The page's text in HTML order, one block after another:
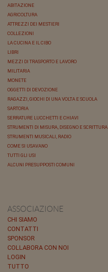
ABITAZIONE
AGRICOLTURA
ATTREZZI DEI MESTIERI
COLLEZIONI
LA CUCINA E IL CIBO
LIBRI
MEZZI DI TRASPORTO E LAVORO
MILITARIA
MONETE
OGGETTI DI DEVOZIONE
RAGAZZI, GIOCHI DI UNA VOLTA E SCUOLA
SARTORIA
SERRATURE LUCCHETTI E CHIAVI
STRUMENTI DI MISURA, DISEGNO E SCRITTURA
STRUMENTI MUSICALI, RADIO
COME SI USAVANO
TUTTI GLI USI
ALCUNI PRESUPPOSTI COMUNI
ASSOCIAZIONE
CHI SIAMO
CONTATTI
SPONSOR
COLLABORA CON NOI
LOGIN
TUTTO